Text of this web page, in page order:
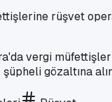
rüşvet
vergi
gözaltına